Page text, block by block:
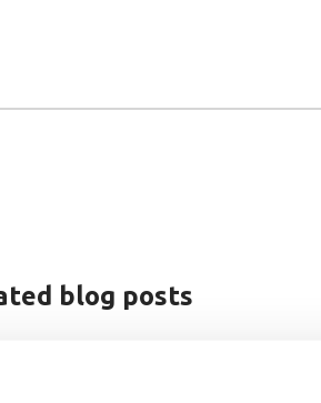
blog posts